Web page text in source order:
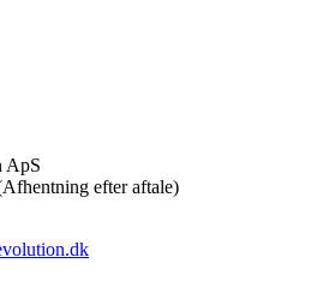
ApS
efter aftale)